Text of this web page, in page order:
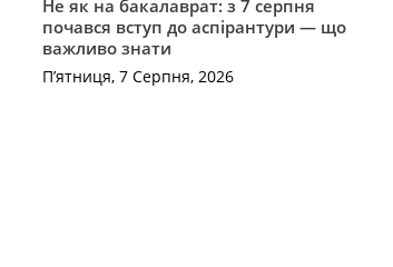
Не як на бакалаврат: з 7 серпня
почався вступ до аспірантури — що
важливо знати
П’ятниця, 7 Серпня, 2026